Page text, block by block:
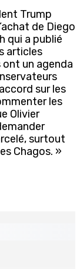
Trump
de Diego
qui a publié
articles
ont un agenda
sur les
les
Olivier
surtout
Chagos. »